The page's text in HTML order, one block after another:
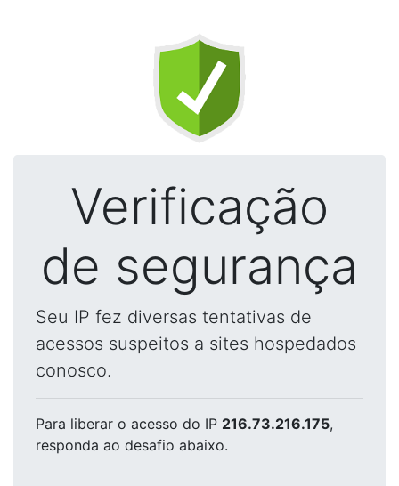
Verificação
de segurança
Seu IP fez diversas tentativas de
acessos suspeitos a sites hospedados
conosco.
Para liberar o acesso do IP 216.73.216.175,
responda ao desafio abaixo.